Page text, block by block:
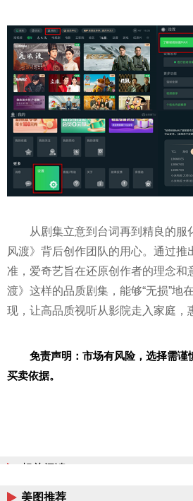
从剧集立意到台词再到精良的服
风渡》背后创作团队的用心。通过推
准，爱奇艺旨在还原创作者的理念和
渡》这样的品质剧集，能够“无损”地
现，让高品质视听从影院走入家庭，
免责声明：市场有风险，选择需谨
买卖依据。
相关阅读
美图推荐